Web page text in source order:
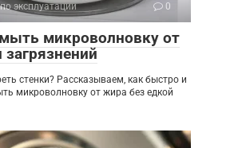
эксплуатации 0
микроволновку от
стенки? Рассказываем, как быстро и
микроволновку от жира без едкой